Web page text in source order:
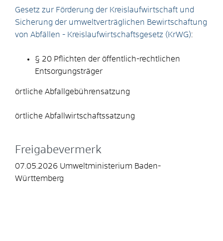
Gesetz zur Förderung der Kreislaufwirtschaft und
Sicherung der umweltverträglichen Bewirtschaftung
von Abfällen - Kreislaufwirtschaftsgesetz (KrWG):
§ 20 Pflichten der öffentlich-rechtlichen
Entsorgungsträger
örtliche Abfallgebührensatzung
örtliche Abfallwirtschaftssatzung
Freigabevermerk
07.05.2026 Umweltministerium Baden-
Württemberg